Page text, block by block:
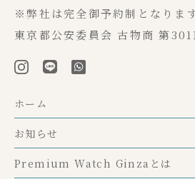
※弊社は完全御予約制となります
東京都公安委員会 古物商 第
ホーム
お知らせ
Premium Watch Ginzaとは